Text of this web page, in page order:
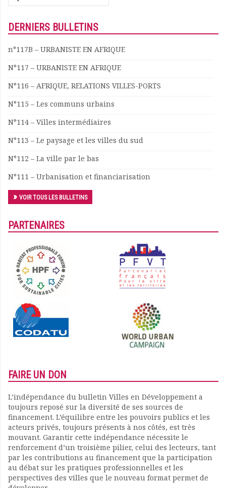
Actualités
for:
DERNIERS BULLETINS
n°117B – URBANISTE EN AFRIQUE
N°117 – URBANISTE EN AFRIQUE
N°116 – AFRIQUE, RELATIONS VILLES-PORTS
N°115 – Les communs urbains
N°114 – Villes intermédiaires
N°113 – Le paysage et les villes du sud
N°112 – La ville par le bas
N°111 – Urbanisation et financiarisation
VOIR TOUS LES BULLETINS
PARTENAIRES
FAIRE UN DON
L’indépendance du bulletin Villes en Développement a
toujours reposé sur la diversité de ses sources de
financement. L’équilibre entre les pouvoirs publics et les
acteurs privés, toujours présents à nos côtés, est très
mouvant. Garantir cette indépendance nécessite le
renforcement d’un troisième pilier, celui des lecteurs, tant
par les contributions au financement que la participation
au débat sur les pratiques professionnelles et les
perspectives des villes que le nouveau format permet de